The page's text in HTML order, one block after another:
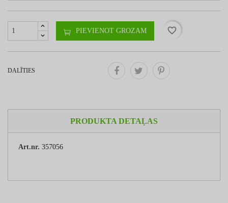
PIEVIENOT GROZAM favorite_border
DALĪTIES
PRODUKTA DETAĻAS
Art.nr. 357056